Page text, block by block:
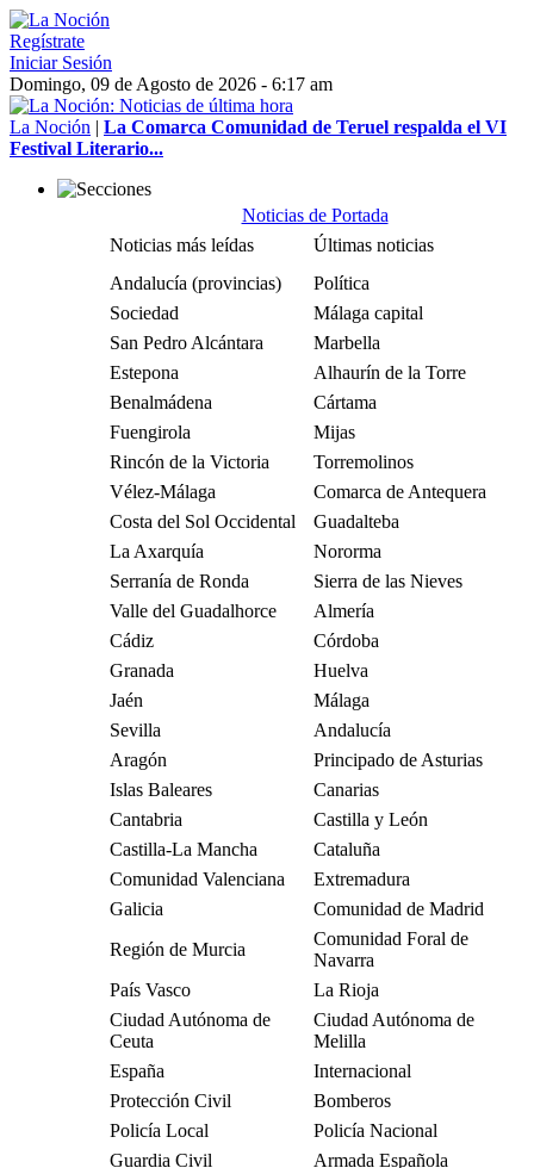
Regístrate
Iniciar Sesión
Domingo, 09 de Agosto de 2026 - 6:17 am
La Noción | La Comarca Comunidad de Teruel respalda el VI
Festival Literario...
Noticias de Portada
Noticias más leídas
Últimas noticias
Andalucía (provincias)
Política
Sociedad
Málaga capital
San Pedro Alcántara
Marbella
Estepona
Alhaurín de la Torre
Benalmádena
Cártama
Fuengirola
Mijas
Rincón de la Victoria
Torremolinos
Vélez-Málaga
Comarca de Antequera
Costa del Sol Occidental
Guadalteba
La Axarquía
Nororma
Serranía de Ronda
Sierra de las Nieves
Valle del Guadalhorce
Almería
Cádiz
Córdoba
Granada
Huelva
Jaén
Málaga
Sevilla
Andalucía
Aragón
Principado de Asturias
Islas Baleares
Canarias
Cantabria
Castilla y León
Castilla-La Mancha
Cataluña
Comunidad Valenciana
Extremadura
Galicia
Comunidad de Madrid
Región de Murcia
Comunidad Foral de
Navarra
País Vasco
La Rioja
Ciudad Autónoma de
Ceuta
Ciudad Autónoma de
Melilla
España
Internacional
Protección Civil
Bomberos
Policía Local
Policía Nacional
Guardia Civil
Armada Española